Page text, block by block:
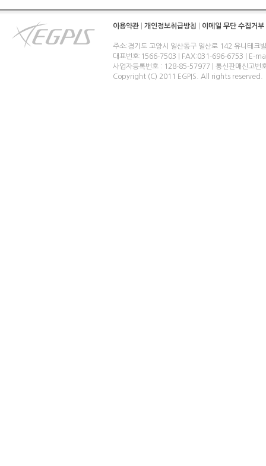
이용약관 개인정보취급방침 이메일 무단 수집거부
주소:경기도 고양시 일산동구 일산로 142 유니테크
대표번호:1566-7503 | FAX:031-696-6753 | E-
사업자등록번호 : 128-85-57977 | 통신판매신고번
Copyright (C) 2011 EGPIS. All rights reserved.